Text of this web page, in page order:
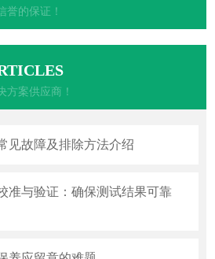
誉的保证！
方案供应商！
见故障及排除方法介绍
准与验证：确保测试结果可靠